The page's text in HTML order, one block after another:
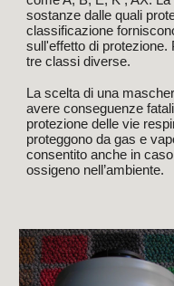
sostanze dalle quali
classificazione
sull'effetto di protezione.
tre classi diverse.
La scelta di una
avere conseguenze
protezione delle vie
proteggono da gas e
consentito anche in
ossigeno nell’ambiente.